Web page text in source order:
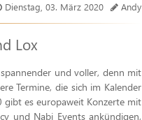
Dienstag, 03. März 2020 Andy
Lox
und voller, denn mit
Termine, die sich im Kalender
es europaweit Konzerte mit
und Nabi Events ankündigen,